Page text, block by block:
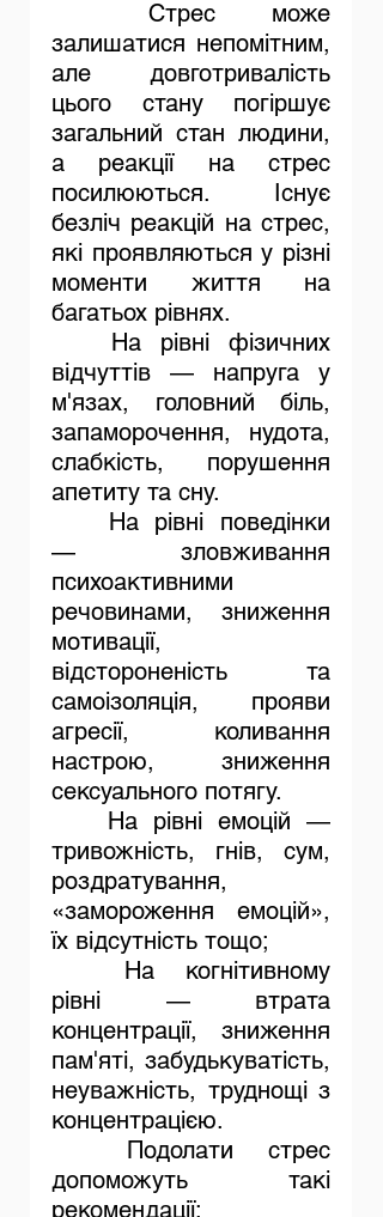
залишатися непомітним,
але довготривалість
цього стану погіршує
загальний стан людини,
а реакції на стрес
посилюються. Існує
безліч реакцій на стрес,
які проявляються у різні
моменти життя на
багатьох рівнях.
відчуттів — напруга у
м'язах, головний біль,
запаморочення, нудота,
слабкість, порушення
апетиту та сну.
— зловживання
психоактивними
речовинами, зниження
мотивації,
відстороненість та
самоізоляція, прояви
агресії, коливання
настрою, зниження
сексуального потягу.
тривожність, гнів, сум,
роздратування,
«замороження емоцій»,
їх відсутність тощо;
рівні — втрата
концентрації, зниження
пам'яті, забудькуватість,
неуважність, труднощі з
концентрацією.
Подолати стрес
допоможуть такі
рекомендації: